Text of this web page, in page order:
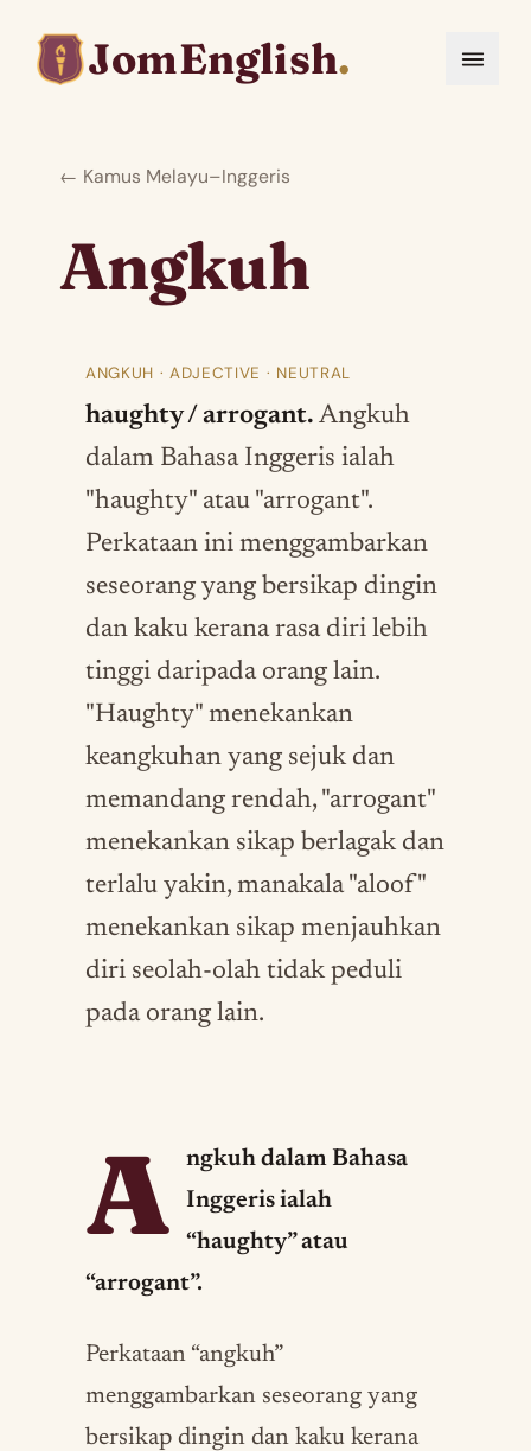
JomEnglish.
← Kamus Melayu–Inggeris
Angkuh
ANGKUH · ADJECTIVE · NEUTRAL
haughty / arrogant. Angkuh
dalam Bahasa Inggeris ialah
"haughty" atau "arrogant".
Perkataan ini menggambarkan
seseorang yang bersikap dingin
dan kaku kerana rasa diri lebih
tinggi daripada orang lain.
"Haughty" menekankan
keangkuhan yang sejuk dan
memandang rendah, "arrogant"
menekankan sikap berlagak dan
terlalu yakin, manakala "aloof"
menekankan sikap menjauhkan
diri seolah-olah tidak peduli
pada orang lain.
A
ngkuh dalam Bahasa
Inggeris ialah
“haughty” atau
“arrogant”.
Perkataan “angkuh”
menggambarkan seseorang yang
bersikap dingin dan kaku kerana